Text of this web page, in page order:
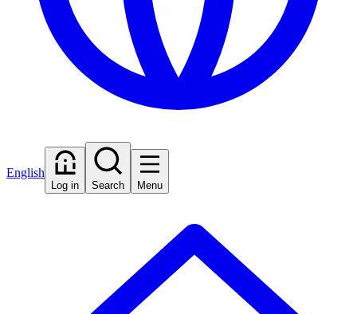
English
Log in Search Menu